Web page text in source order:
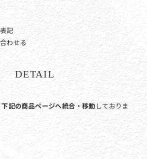
記
わせる
DETAIL
下記の商品ページへ統合・移動 しておりま